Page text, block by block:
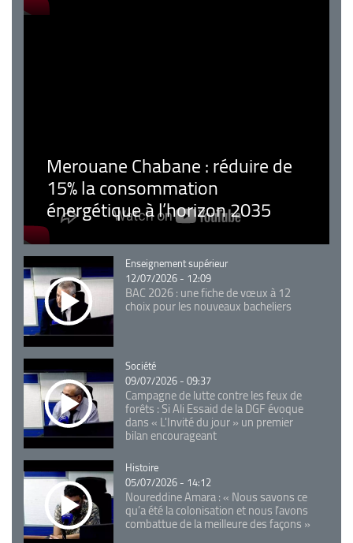
Merouane Chabane : réduire de
15% la consommation
énergétique à l’horizon 2035
Catégorie
Enseignement supérieur
12/07/2026 - 12:09
BAC 2026 : une fiche de vœux à 12
choix pour les nouveaux bacheliers
Catégorie
Société
09/07/2026 - 09:37
Campagne de lutte contre les feux de
forêts : Si Ali Essaid de la DGF évoque
dans « L'Invité du jour » un premier
bilan encourageant
Catégorie
Histoire
05/07/2026 - 14:12
Noureddine Amara : « Nous savons ce
qu’a été la colonisation et nous l’avons
combattue de la meilleure des façons »